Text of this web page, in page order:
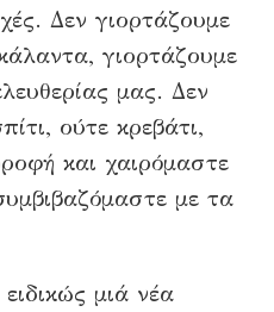
Δεν γιορτάζουμε
γιορτάζουμε
μας. Δεν
ούτε κρεβάτι,
και χαιρόμαστε
με τα
μιά νέα